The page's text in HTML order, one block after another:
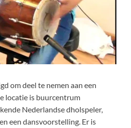
om deel te nemen aan een
locatie is buurcentrum
Nederlandse dholspeler,
een dansvoorstelling. Er is